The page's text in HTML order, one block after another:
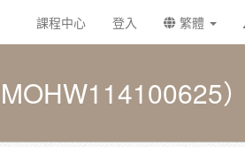
課程中心 登入 繁體
）